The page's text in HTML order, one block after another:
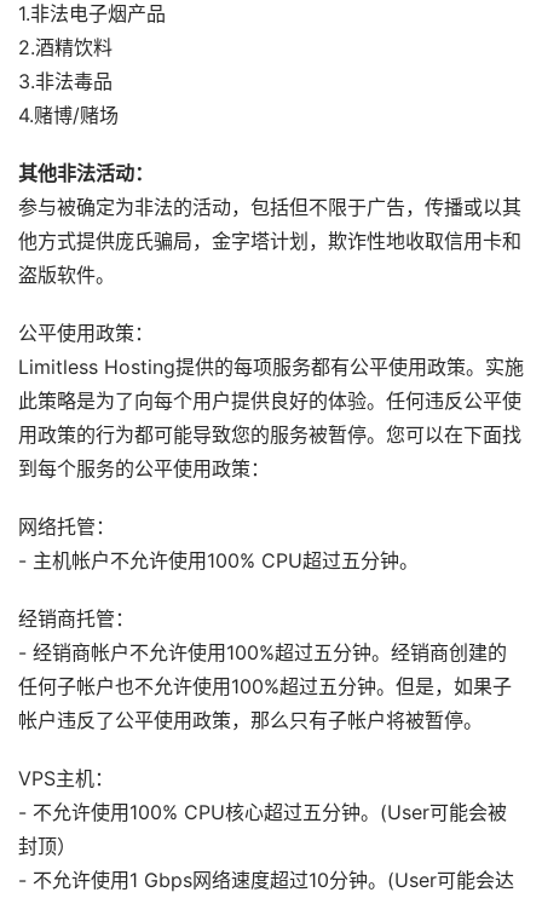
1.非法电子烟产品
2.酒精饮料
3.非法毒品
4.赌博/赌场
其他非法活动：
参与被确定为非法的活动，包括但不限于广告，传播或以其
他方式提供庞氏骗局，金字塔计划，欺诈性地收取信用卡和
盗版软件。
公平使用政策：
Limitless Hosting提供的每项服务都有公平使用政策。实施
此策略是为了向每个用户提供良好的体验。任何违反公平使
用政策的行为都可能导致您的服务被暂停。您可以在下面找
到每个服务的公平使用政策：
网络托管：
- 主机帐户不允许使用100% CPU超过五分钟。
经销商托管：
- 经销商帐户不允许使用100%超过五分钟。经销商创建的
任何子帐户也不允许使用100%超过五分钟。但是，如果子
帐户违反了公平使用政策，那么只有子帐户将被暂停。
VPS主机：
- 不允许使用100% CPU核心超过五分钟。(User可能会被
封顶）
- 不允许使用1 Gbps网络速度超过10分钟。(User可能会达